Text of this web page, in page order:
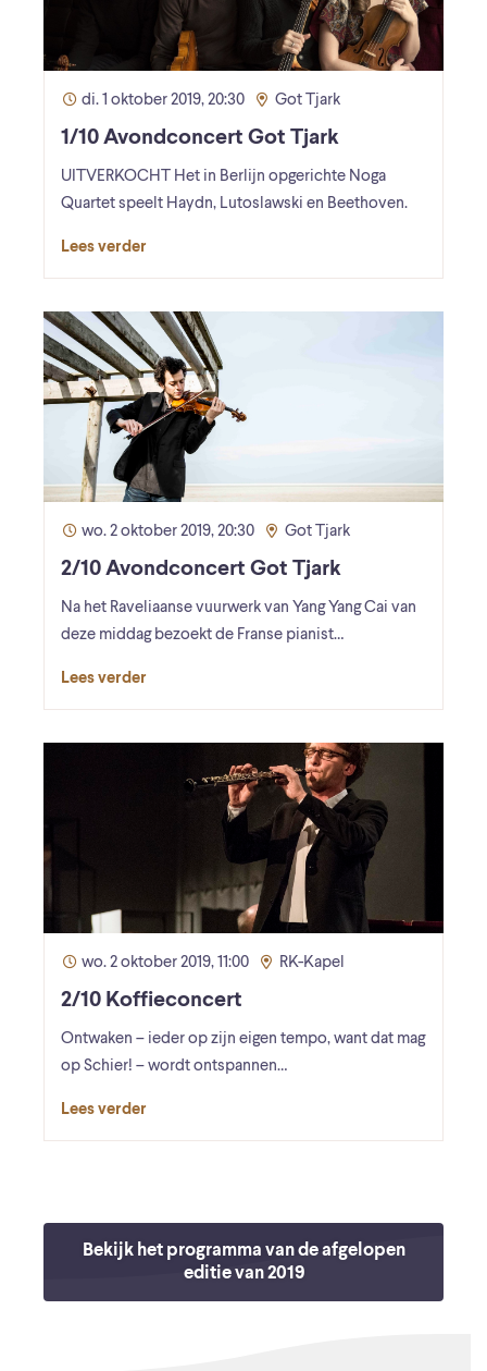
di. 1 oktober 2019, 20:30 Got Tjark
1/10 Avondconcert Got Tjark
UITVERKOCHT Het in Berlijn opgerichte Noga
Quartet speelt Haydn, Lutoslawski en Beethoven.
Lees verder
wo. 2 oktober 2019, 20:30 Got Tjark
2/10 Avondconcert Got Tjark
Na het Raveliaanse vuurwerk van Yang Yang Cai van
deze middag bezoekt de Franse pianist…
Lees verder
wo. 2 oktober 2019, 11:00 RK-Kapel
2/10 Koffieconcert
Ontwaken – ieder op zijn eigen tempo, want dat mag
op Schier! – wordt ontspannen…
Lees verder
Bekijk het programma van de afgelopen
editie van 2019